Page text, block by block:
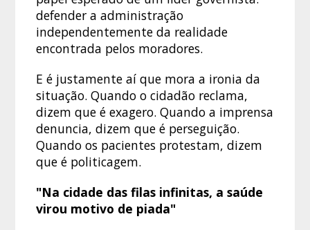
defender a administração
independentemente da realidade
encontrada pelos moradores.
E é justamente aí que mora a ironia da
situação. Quando o cidadão reclama,
dizem que é exagero. Quando a imprensa
denuncia, dizem que é perseguição.
Quando os pacientes protestam, dizem
que é politicagem.
"Na cidade das filas infinitas, a saúde
virou motivo de piada"